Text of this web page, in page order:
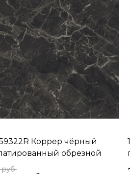
Коррер чёрный
обрезной
руб.